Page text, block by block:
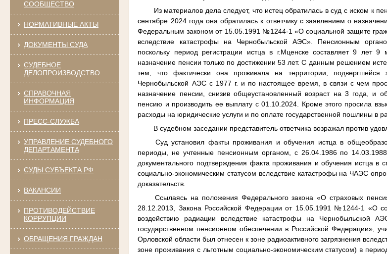
СООБЩЕСТВО
НОРМАТИВНЫЕ АКТЫ
ДОКУМЕНТЫ СУДА
СУДЕБНОЕ
ДЕЛОПРОИЗВОДСТВО
СПРАВОЧНАЯ
ИНФОРМАЦИЯ
ПРЕСС-СЛУЖБА
УПРАВЛЕНИЕ СУДЕБНОГО
ДЕПАРТАМЕНТА
СУДЫ СУБЪЕКТА РФ
ВАКАНСИИ
ПРОТИВОДЕЙСТВИЕ
КОРРУПЦИИ
ОБРАЩЕНИЯ ГРАЖДАН
Из материалов дела следует, что истец обратилась в суд с иском к
сентябре 2024 года она обратилась к ответчику с заявлением о
Федеральным законом от 15.05.1991 №1244-1 «О социальной защите
вследствие катастрофы на Чернобыльской АЭС». Пенсионным
поскольку период регистрации истца в г.Мценске составляет 9 лет
назначение пенсии только по достижении 53 лет. С данным решением
тем, что фактически она проживала на территории, подвергшейся
Чернобыльской АЭС с 1977 г. и по настоящее время, в связи с чем
назначение пенсии, снизив общеустановленный возраст на 3 года, и
пенсию и производить ее выплату с 01.10.2024. Кроме этого просила
расходы на юридические услуги и по оплате государственной пошлины в
В судебном заседании представитель ответчика возражал против
Суд установил факты проживания и обучения истца в
периоды, не учтенные пенсионным органом, с 26.04.1986 по
документального подтверждения факта проживания и обучения истца в
социально-экономическим статусом вследствие катастрофы на ЧАЭС
доказательств.
Ссылаясь на положения Федерального закона «О страховых
28.12.2013, Закона Российской Федерации от 15.05.1991 №1244-1 «О
воздействию радиации вследствие катастрофы на Чернобыльской
государственном пенсионном обеспечении в Российской Федерации»,
Орловской области был отнесен к зоне радиоактивного загрязнения
зоне проживания с льготным социально-экономическим статусом) в